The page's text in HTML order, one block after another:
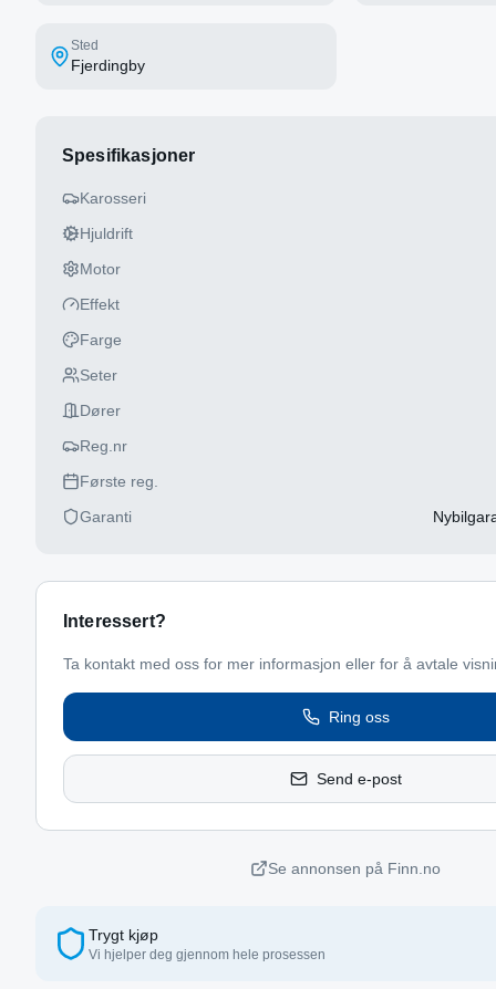
Sted
Fjerdingby
Spesifikasjoner
Karosseri
Hjuldrift
Motor
Effekt
Farge
Seter
Dører
Reg.nr
Første reg.
Garanti
Interessert?
Ta kontakt med oss for mer informasjon eller for å avtale
Ring oss
Send e-post
Se annonsen på Finn.no
Trygt kjøp
Vi hjelper deg gjennom hele prosessen